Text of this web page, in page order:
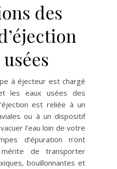
des
à éjecteur est chargé
les eaux usées des
est reliée à un
ou à un dispositif
l’eau loin de votre
d’épuration n’ont
de transporter
bouillonnantes et